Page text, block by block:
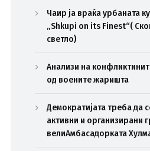
Чаир ја враќа урбаната
„Shkupi on its Finest“(
светло)
Анализи на
од воените жаришта
Демократијата треба да
активни и организирани
велиАмбасадорката